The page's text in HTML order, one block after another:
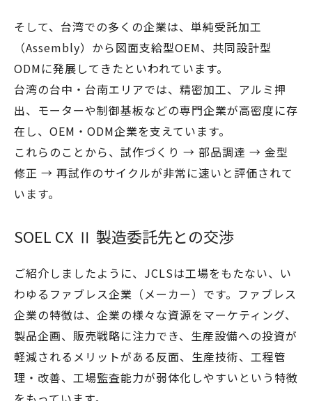
そして、台湾での多くの企業は、単純受託加工
（Assembly）から図面支給型OEM、共同設計型
ODMに発展してきたといわれています。
台湾の台中・台南エリアでは、精密加工、アルミ押
出、モーターや制御基板などの専門企業が高密度に存
在し、OEM・ODM企業を支えています。
これらのことから、試作づくり → 部品調達 → 金型
修正 → 再試作のサイクルが非常に速いと評価されて
います。
SOEL CX Ⅱ 製造委託先との交渉
ご紹介しましたように、JCLSは工場をもたない、い
わゆるファブレス企業（メーカー）です。ファブレス
企業の特徴は、企業の様々な資源をマーケティング、
製品企画、販売戦略に注力でき、生産設備への投資が
軽減されるメリットがある反面、生産技術、工程管
理・改善、工場監査能力が弱体化しやすいという特徴